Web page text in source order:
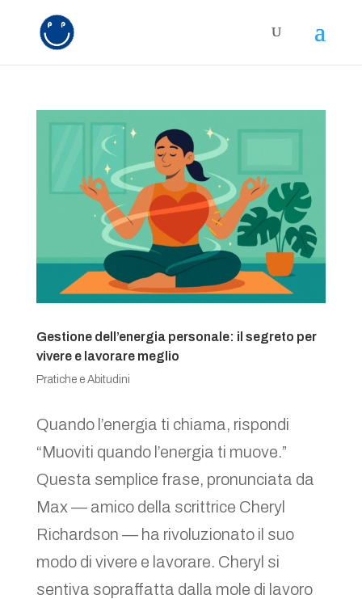
Gestione dell’energia personale: il segreto per
vivere e lavorare meglio
Pratiche e Abitudini
Quando l’energia ti chiama, rispondi
“Muoviti quando l’energia ti muove.”
Questa semplice frase, pronunciata da
Max — amico della scrittrice Cheryl
Richardson — ha rivoluzionato il suo
modo di vivere e lavorare. Cheryl si
sentiva sopraffatta dalla mole di lavoro